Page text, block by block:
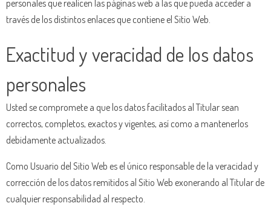
personales que realicen las páginas web a las que pueda acceder a
través de los distintos enlaces que contiene el Sitio Web.
Exactitud y veracidad de los datos
personales
Usted se compromete a que los datos facilitados al Titular sean
correctos, completos, exactos y vigentes, así como a mantenerlos
debidamente actualizados.
Como Usuario del Sitio Web es el único responsable de la veracidad y
corrección de los datos remitidos al Sitio Web exonerando al Titular de
cualquier responsabilidad al respecto.